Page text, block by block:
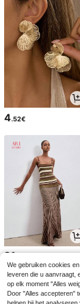
4.52€
21
We gebruiken cookies
leveren die u aanvraagt,
op elk moment "Alles
Door "Alles accepteren"